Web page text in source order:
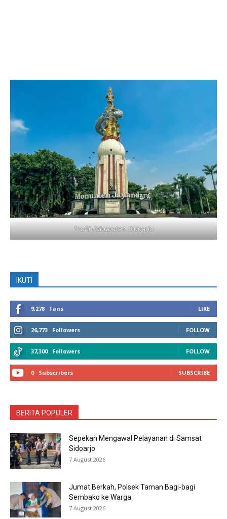
Profil Kabupaten Sidoarjo
IKUTI
9,278 Fans LIKE
26,773 Followers FOLLOW
37,300 Followers FOLLOW
0 Subscribers SUBSCRIBE
BERITA POPULER
Sepekan Mengawal Pelayanan di Samsat
Sidoarjo
7 August 2026
Jumat Berkah, Polsek Taman Bagi-bagi
Sembako ke Warga
7 August 2026